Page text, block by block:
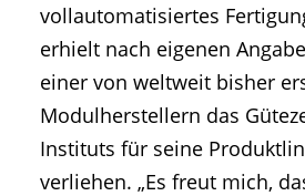
vollautomatisiertes
erhielt nach eigenen
einer von weltweit bisher
Modulherstellern das
Instituts für seine
verliehen. „Es freut mich,